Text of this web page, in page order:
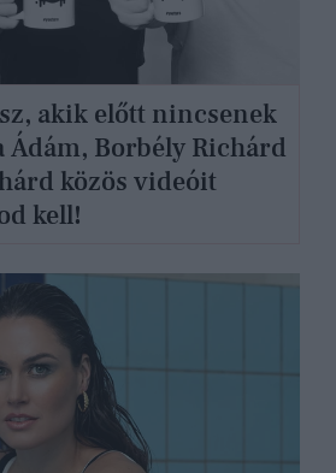
akik előtt nincsenek
Ádám, Borbély Richárd
közös videóit
kell!